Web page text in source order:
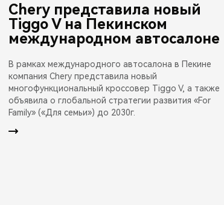
Chery представила новый
Tiggo V на Пекинском
международном автосалоне
В рамках международного автосалона в Пекине
компания Chery представила новый
многофункциональный кроссовер Tiggo V, а также
объявила о глобальной стратегии развития «For
Family» («Для семьи») до 2030г.